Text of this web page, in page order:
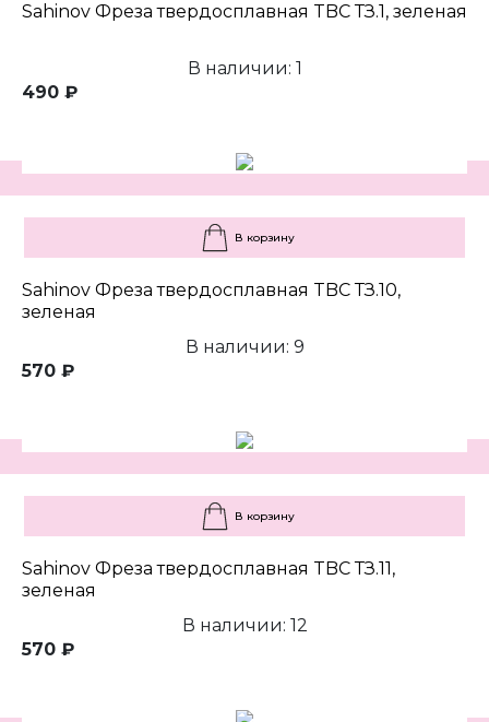
Sahinov Фреза твердосплавная TBC ТЗ.1, зеленая
В наличии: 1
490 ₽
В корзину
Sahinov Фреза твердосплавная TBC ТЗ.10,
зеленая
В наличии: 9
570 ₽
В корзину
Sahinov Фреза твердосплавная TBC ТЗ.11,
зеленая
В наличии: 12
570 ₽